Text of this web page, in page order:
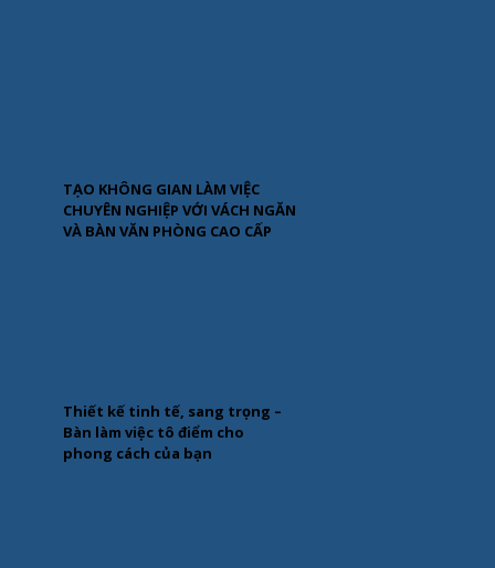
TẠO KHÔNG GIAN LÀM VIỆC
CHUYÊN NGHIỆP VỚI VÁCH NGĂN
VÀ BÀN VĂN PHÒNG CAO CẤP
Thiết kế tinh tế, sang trọng –
Bàn làm việc tô điểm cho
phong cách của bạn